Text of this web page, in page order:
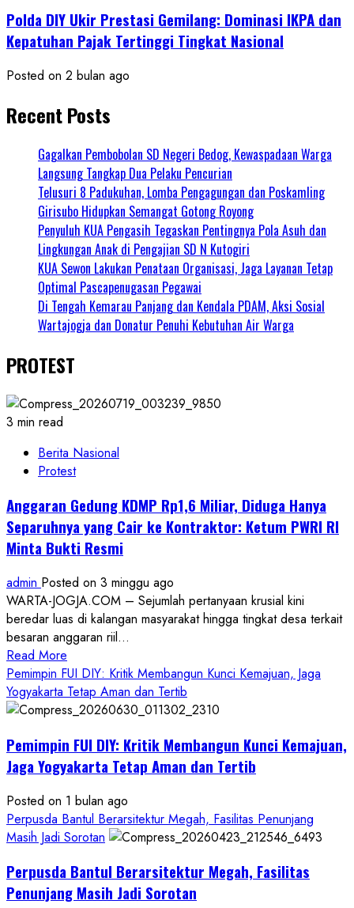
Polda DIY Ukir Prestasi Gemilang: Dominasi IKPA dan
Kepatuhan Pajak Tertinggi Tingkat Nasional
Posted on 2 bulan ago
Recent Posts
Gagalkan Pembobolan SD Negeri Bedog, Kewaspadaan Warga
Langsung Tangkap Dua Pelaku Pencurian
Telusuri 8 Padukuhan, Lomba Pengagungan dan Poskamling
Girisubo Hidupkan Semangat Gotong Royong
Penyuluh KUA Pengasih Tegaskan Pentingnya Pola Asuh dan
Lingkungan Anak di Pengajian SD N Kutogiri
KUA Sewon Lakukan Penataan Organisasi, Jaga Layanan Tetap
Optimal Pascapenugasan Pegawai
Di Tengah Kemarau Panjang dan Kendala PDAM, Aksi Sosial
Wartajogja dan Donatur Penuhi Kebutuhan Air Warga
PROTEST
3 min read
Berita Nasional
Protest
Anggaran Gedung KDMP Rp1,6 Miliar, Diduga Hanya
Separuhnya yang Cair ke Kontraktor: Ketum PWRI RI
Minta Bukti Resmi
admin Posted on 3 minggu ago
WARTA-JOGJA.COM – Sejumlah pertanyaan krusial kini
beredar luas di kalangan masyarakat hingga tingkat desa terkait
besaran anggaran riil...
Read More
more
about
Anggaran
KDMP
Rp1,6
Diduga
Hanya
Separuhnya
Cair
ke
Pemimpin FUI DIY: Kritik Membangun Kunci Kemajuan, Jaga
Yogyakarta Tetap Aman dan Tertib
Pemimpin FUI DIY: Kritik Membangun Kunci Kemajuan,
Jaga Yogyakarta Tetap Aman dan Tertib
Posted on 1 bulan ago
Perpusda Bantul Berarsitektur Megah, Fasilitas Penunjang
Masih Jadi Sorotan
Perpusda Bantul Berarsitektur Megah, Fasilitas
Penunjang Masih Jadi Sorotan